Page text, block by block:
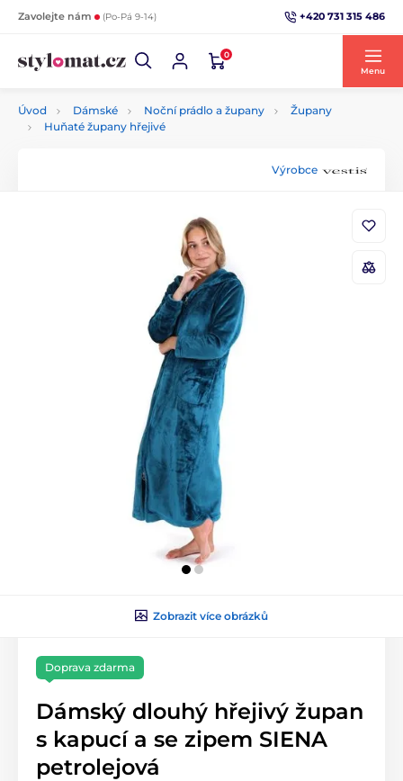
Zavolejte nám (Po-Pá 9-14) +420 731 315 486
0
Menu
Úvod Dámské Noční prádlo a župany
Župany
Huňaté župany hřejivé
Výrobce
Zobrazit více obrázků
Doprava zdarma
Dámský dlouhý hřejivý župan
s kapucí a se zipem SIENA
petrolejová